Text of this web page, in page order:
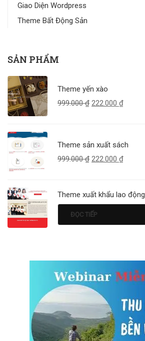
Giao Diện Wordpress
Theme Bất Động Sản
SẢN PHẨM
Theme yến xào
999.000₫ 222.000 ₫
Theme sản xuất sách
999.000₫ 222.000 ₫
Theme xuất khẩu lao động
ĐỌC TIẾP